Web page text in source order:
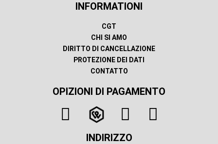
INFORMATIONI
CGT
CHI SI AMO
DIRITTO DI CANCELLAZIONE
PROTEZIONE DEI DATI
CONTATTO
OPIZIONI DI PAGAMENTO
INDIRIZZO